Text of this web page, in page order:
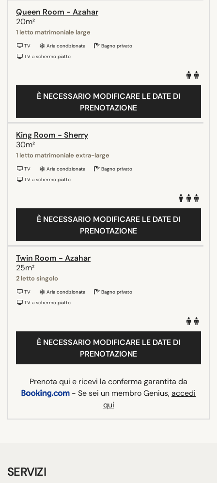
Queen Room - Azahar
20m²
1 letto matrimoniale large
TV Aria condizionata
Bagno privato
TV a schermo piatto
È NECESSARIO MODIFICARE LE DATE DI
PRENOTAZIONE
King Room - Sherry
30m²
1 letto matrimoniale extra-large
TV Aria condizionata
Bagno privato
TV a schermo piatto
È NECESSARIO MODIFICARE LE DATE DI
PRENOTAZIONE
Twin Room - Azahar
25m²
2 letto singolo
TV Aria condizionata
Bagno privato
TV a schermo piatto
È NECESSARIO MODIFICARE LE DATE DI
PRENOTAZIONE
Prenota qui e ricevi la conferma garantita da
- Se sei un membro Genius,accedi
qui
SERVIZI